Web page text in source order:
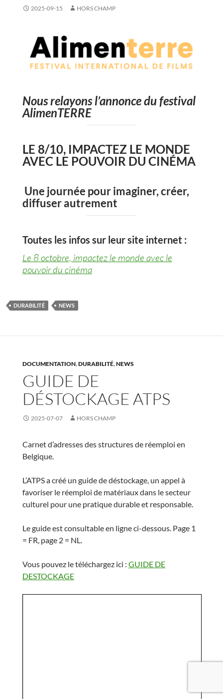
2025-09-15 HORS CHAMP
Nous relayons l’annonce du festival
AlimenTERRE
LE 8/10, IMPACTEZ LE MONDE
AVEC LE POUVOIR DU CINÉMA
Une journée pour imaginer, créer,
diffuser autrement
Toutes les infos sur leur site internet :
Le 8 octobre, impactez le monde avec le
pouvoir du cinéma
DURABILITÉ NEWS
DOCUMENTATION,DURABILITÉ,NEWS
GUIDE DE
DÉSTOCKAGE ATPS
2025-07-07 HORS CHAMP
Carnet d’adresses des structures de réemploi en
Belgique.
L’ATPS a créé un guide de déstockage, un appel à
favoriser le réemploi de matériaux dans le secteur
culturel pour une pratique durable et responsable.
Le guide est consultable en ligne ci-dessous. Page 1
= FR, page 2 = NL.
Vous pouvez le téléchargez ici : GUIDE DE
DESTOCKAGE